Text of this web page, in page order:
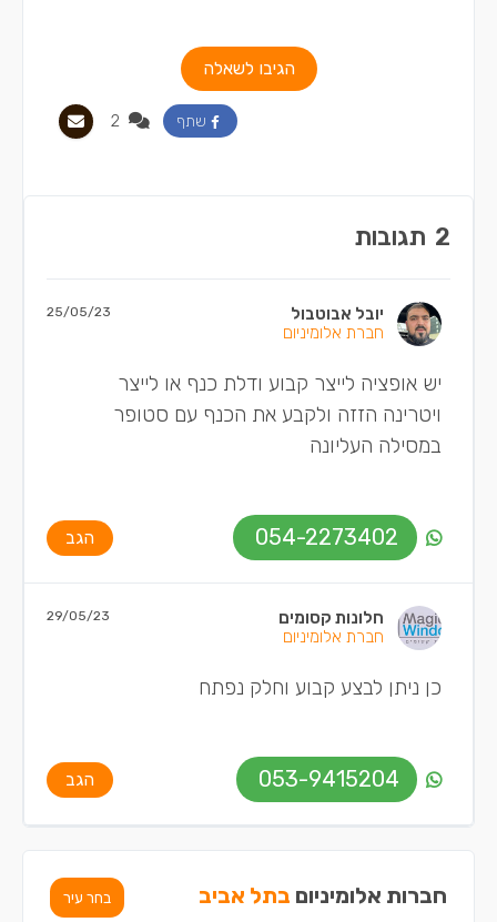
הגיבו לשאלה
שתף
2 תגובות
יובל אבוטבול
חברת אלומיניום
25/05/23
יש אופציה לייצר קבוע ודלת כנף או לייצר
ויטרינה הזזה ולקבע את הכנף עם סטופר
במסילה העליונה
054-2273402 הגב
חלונות קסומים
חברת אלומיניום
29/05/23
כן ניתן לבצע קבוע וחלק נפתח
053-9415204 הגב
חברות אלומיניום בתל אביב בחר עיר